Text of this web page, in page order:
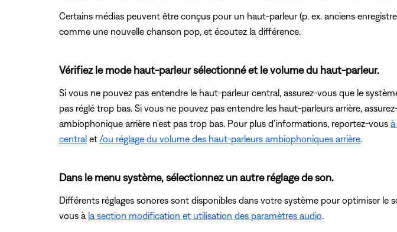
Certains médias peuvent être conçus pour un haut-parleur (p. ex. anciens
comme une nouvelle chanson pop, et écoutez la différence.
Vérifiez le mode haut-parleur sélectionné et le volume du haut-parleur.
Si vous ne pouvez pas entendre le haut-parleur central, assurez-vous que le
pas réglé trop bas. Si vous ne pouvez pas entendre les haut-parleurs arrière,
ambiophonique arrière n'est pas trop bas. Pour plus d'informations, reportez-vous
central et /ou réglage du volume des haut-parleurs ambiophoniques arrière
Dans le menu système, sélectionnez un autre réglage de son.
Différents réglages sonores sont disponibles dans votre système pour optimiser
vous à la section modification et utilisation des paramètres audio